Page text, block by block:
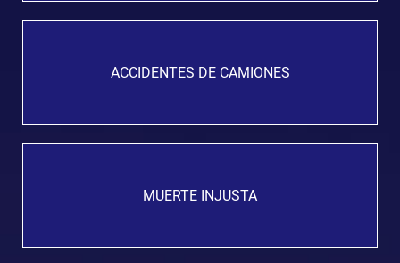
ACCIDENTES DE CAMIONES
MUERTE INJUSTA